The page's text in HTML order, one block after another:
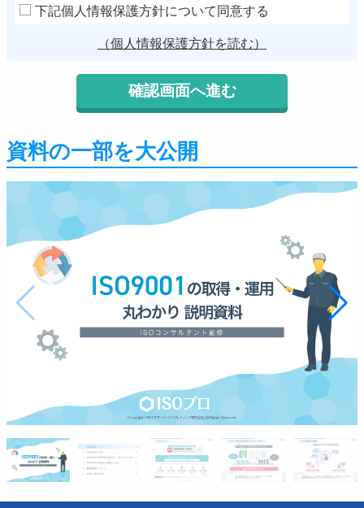
下記個人情報保護方針について同意する
（個人情報保護方針を読む）
資料の一部を大公開